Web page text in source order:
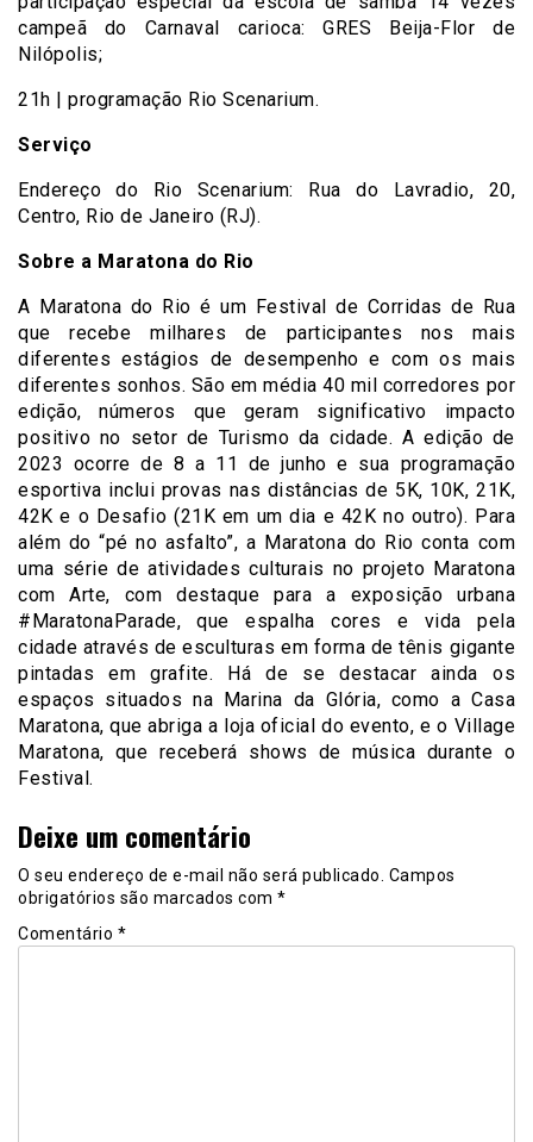
campeã do Carnaval carioca: GRES Beija-Flor de
Nilópolis;
21h | programação Rio Scenarium.
Serviço
Endereço do Rio Scenarium: Rua do Lavradio, 20,
Centro, Rio de Janeiro (RJ).
Sobre a Maratona do Rio
A Maratona do Rio é um Festival de Corridas de Rua
que recebe milhares de participantes nos mais
diferentes estágios de desempenho e com os mais
diferentes sonhos. São em média 40 mil corredores por
edição, números que geram significativo impacto
positivo no setor de Turismo da cidade. A edição de
2023 ocorre de 8 a 11 de junho e sua programação
esportiva inclui provas nas distâncias de 5K, 10K, 21K,
42K e o Desafio (21K em um dia e 42K no outro). Para
além do “pé no asfalto”, a Maratona do Rio conta com
uma série de atividades culturais no projeto Maratona
com Arte, com destaque para a exposição urbana
#MaratonaParade, que espalha cores e vida pela
cidade através de esculturas em forma de tênis gigante
pintadas em grafite. Há de se destacar ainda os
espaços situados na Marina da Glória, como a Casa
Maratona, que abriga a loja oficial do evento, e o Village
Maratona, que receberá shows de música durante o
Festival.
Deixe um comentário
O seu endereço de e-mail não será publicado. Campos
obrigatórios são marcados com *
Comentário *